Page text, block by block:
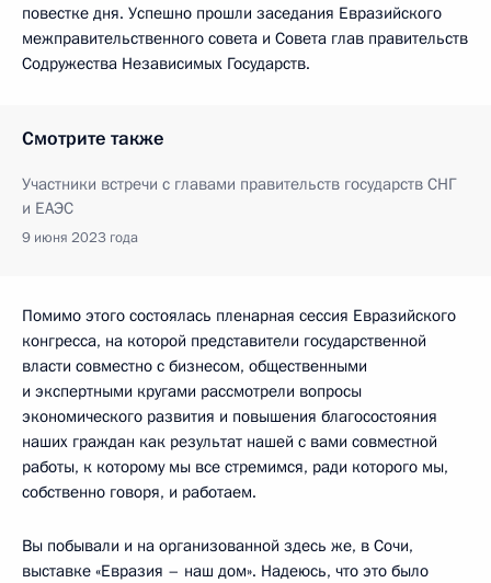
повестке дня. Успешно прошли заседания Евразийского
межправительственного совета и Совета глав правительств
Содружества Независимых Государств.
Смотрите также
Участники встречи с главами правительств государств СНГ
и ЕАЭС
9 июня 2023 года
Помимо этого состоялась пленарная сессия Евразийского
конгресса, на которой представители государственной
власти совместно с бизнесом, общественными
и экспертными кругами рассмотрели вопросы
экономического развития и повышения благосостояния
наших граждан как результат нашей с вами совместной
работы, к которому мы все стремимся, ради которого мы,
собственно говоря, и работаем.
Вы побывали и на организованной здесь же, в Сочи,
выставке «Евразия – наш дом». Надеюсь, что это было